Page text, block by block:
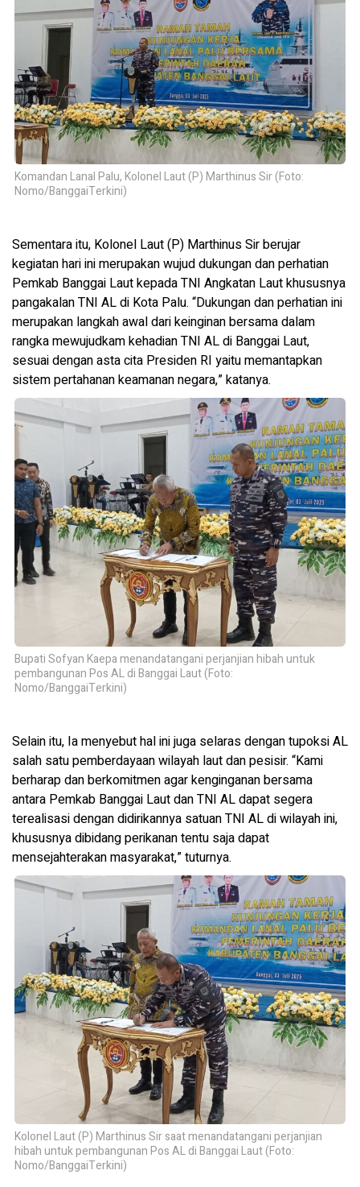
Komandan Lanal Palu, Kolonel Laut (P) Marthinus Sir (Foto:
Nomo/BanggaiTerkini)
Sementara itu, Kolonel Laut (P) Marthinus Sir berujar
kegiatan hari ini merupakan wujud dukungan dan perhatian
Pemkab Banggai Laut kepada TNI Angkatan Laut khususnya
pangakalan TNI AL di Kota Palu. “Dukungan dan perhatian ini
merupakan langkah awal dari keinginan bersama dalam
rangka mewujudkam kehadian TNI AL di Banggai Laut,
sesuai dengan asta cita Presiden RI yaitu memantapkan
sistem pertahanan keamanan negara,” katanya.
Bupati Sofyan Kaepa menandatangani perjanjian hibah untuk
pembangunan Pos AL di Banggai Laut (Foto:
Nomo/BanggaiTerkini)
Selain itu, Ia menyebut hal ini juga selaras dengan tupoksi AL
salah satu pemberdayaan wilayah laut dan pesisir. “Kami
berharap dan berkomitmen agar kenginganan bersama
antara Pemkab Banggai Laut dan TNI AL dapat segera
terealisasi dengan didirikannya satuan TNI AL di wilayah ini,
khususnya dibidang perikanan tentu saja dapat
mensejahterakan masyarakat,” tuturnya.
Kolonel Laut (P) Marthinus Sir saat menandatangani perjanjian
hibah untuk pembangunan Pos AL di Banggai Laut (Foto:
Nomo/BanggaiTerkini)